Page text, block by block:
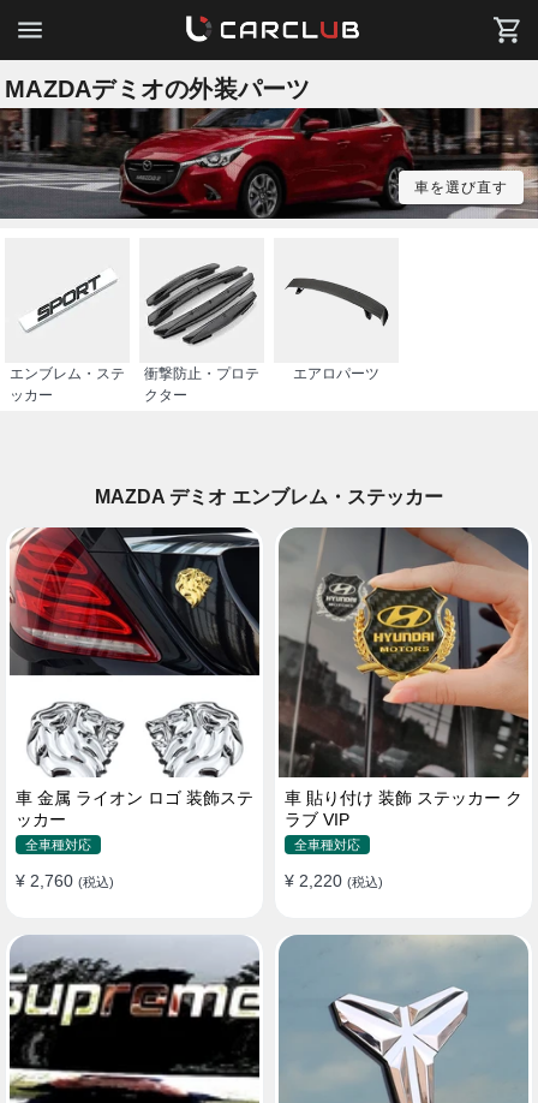
MAZDAデミオの外装パーツ
車を選び直す
エンブレム・ステ
ッカー
衝撃防止・プロテ
クター
エアロパーツ
MAZDA デミオ エンブレム・ステッカー
車 金属 ライオン ロゴ 装飾ステ
ッカー
全車種対応
¥ 2,760 (税込)
車 貼り付け 装飾 ステッカー ク
ラブ VIP
全車種対応
¥ 2,220 (税込)